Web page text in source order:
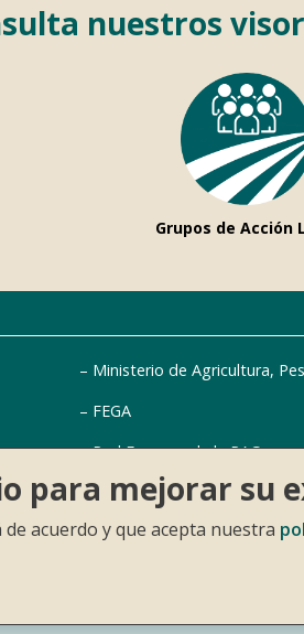
nuestros
Grupos de Acción
Ministerio de Agricultura,
FEGA
Red Europea de la PAC
Plataforma AKIS
para mejorar su
acuerdo y que acepta nuestra